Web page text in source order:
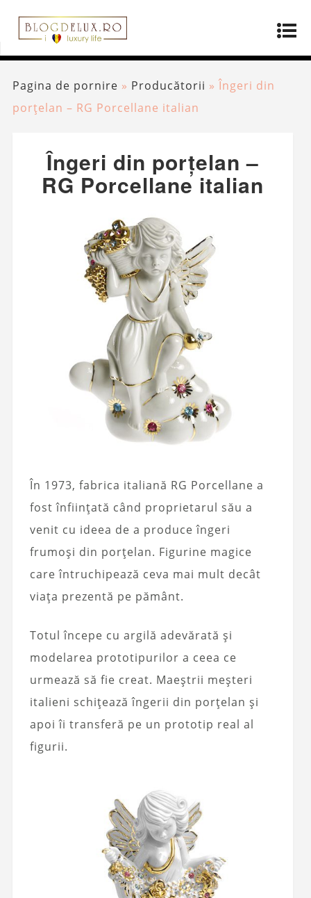
Pagina de pornire » Producătorii »Îngeri din
porțelan – RG Porcellane italian
Îngeri din porțelan –
RG Porcellane italian
În 1973, fabrica italiană RG Porcellane a
fost înființată când proprietarul său a
venit cu ideea de a produce îngeri
frumoși din porțelan. Figurine magice
care întruchipează ceva mai mult decât
viața prezentă pe pământ.
Totul începe cu argilă adevărată și
modelarea prototipurilor a ceea ce
urmează să fie creat. Maeștrii meșteri
italieni schițează îngerii din porțelan și
apoi îi transferă pe un prototip real al
figurii.